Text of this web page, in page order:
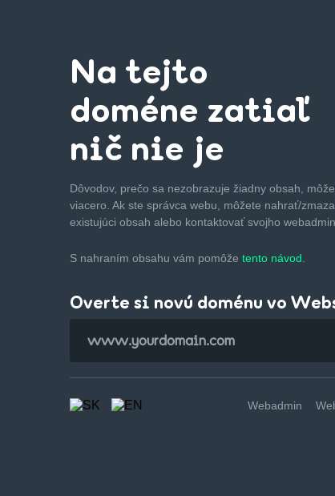
Na tejto
doméne zatiaľ
nič nie je
Dôvodov, prečo sa nezobrazuje žiadny obsah,
viacero. Ak ste správca webu, môžete nahrať/
existujúci obsah alebo kontaktovať svojho
S nahraním obsahu vám pomôže tento návod.
Overte si novú doménu vo
Webadmin